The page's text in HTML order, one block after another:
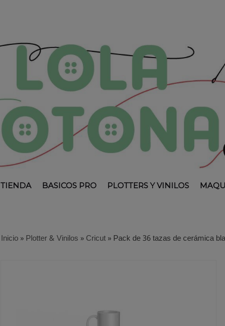
TIENDA BASICOS PRO PLOTTERS Y VINILOS
Inicio»Plotter & Vinilos »Cricut»Pack de 36 tazas de cerámica